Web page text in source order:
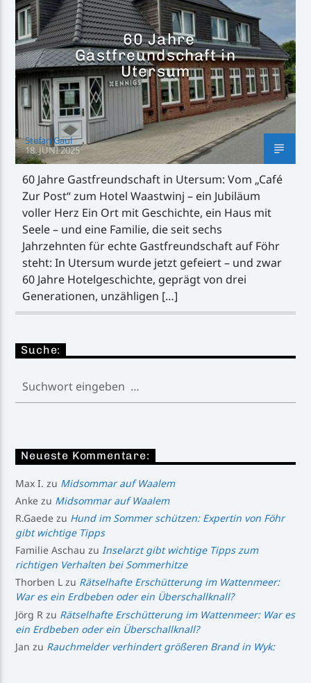
Inselradio Föhr
Handystream
60 Jahre
Gastfreundschaft in
Utersum
Stefan Gaul
18. JUNI 2025
60 Jahre Gastfreundschaft in Utersum: Vom „Café
Zur Post“ zum Hotel Waastwinj – ein Jubiläum
voller Herz Ein Ort mit Geschichte, ein Haus mit
Seele – und eine Familie, die seit sechs
Jahrzehnten für echte Gastfreundschaft auf Föhr
steht: In Utersum wurde jetzt gefeiert – und zwar
60 Jahre Hotelgeschichte, geprägt von drei
Generationen, unzähligen […]
Suche:
Neueste Kommentare:
Max I. zu Midsommar auf Waalem
Anke zu Midsommar auf Waalem
R.Gaede zu Hund im Sommer schützen: Expertin von Föhr
gibt wichtige Tipps
Familie Aschau zuInselarzt gibt wichtige Tipps zum
richtigen Verhalten bei Sommerhitze
Thorben L zu Rätselhafte Erschütterung im Wattenmeer:
War es ein Erdbeben oder ein Überschallknall?
Jörg R zu Rätselhafte Erschütterung im Wattenmeer: War es
ein Erdbeben oder ein Überschallknall?
Jan zu Rauchmelder verhindert größeren Brand in Wyk: